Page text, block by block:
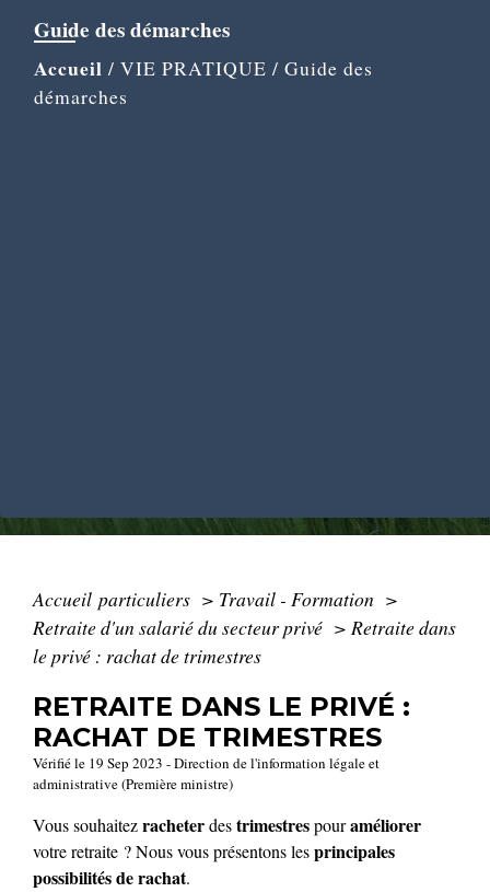
Guide des démarches
Accueil / VIE PRATIQUE / Guide des
démarches
Accueil particuliers > Travail - Formation >
Retraite d'un salarié du secteur privé > Retraite dans
le privé : rachat de trimestres
RETRAITE DANS LE PRIVÉ :
RACHAT DE TRIMESTRES
Vérifié le 19 Sep 2023 - Direction de l'information légale et
administrative (Première ministre)
Vous souhaitezracheterdestrimestrespouraméliorer
votre retraite ? Nous vous présentons lesprincipales
possibilités de rachat.